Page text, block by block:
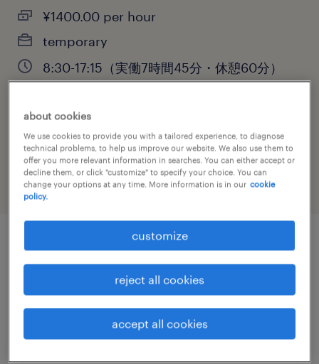
¥1400.00 per hour
temporary
8:30-17:15（実働7時間45分・休憩60分）
job category
engineering
job details
マシンオペレーター、検査、その他（製造）、仕
about cookies
We use cookies to provide you with a tailored experience, to diagnose
technical problems, to help us improve our website. We also use them to
offer you more relevant information in searches. You can either accept or
decline them, or click "customize" to specify your choice. You can
change your options at any time. More information is in our cookie
policy.
customize
reject all cookies
accept all cookies